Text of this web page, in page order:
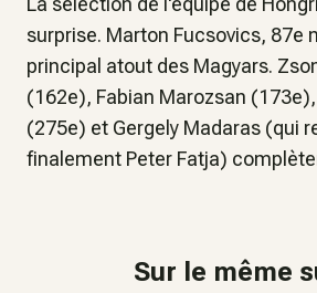
surprise. Marton Fucsovics, 87e
principal atout des Magyars.
(162e), Fabian Marozsan
(275e) et Gergely Madaras (qui
finalement Peter Fatja)
Sur le même